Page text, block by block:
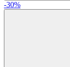
-30%